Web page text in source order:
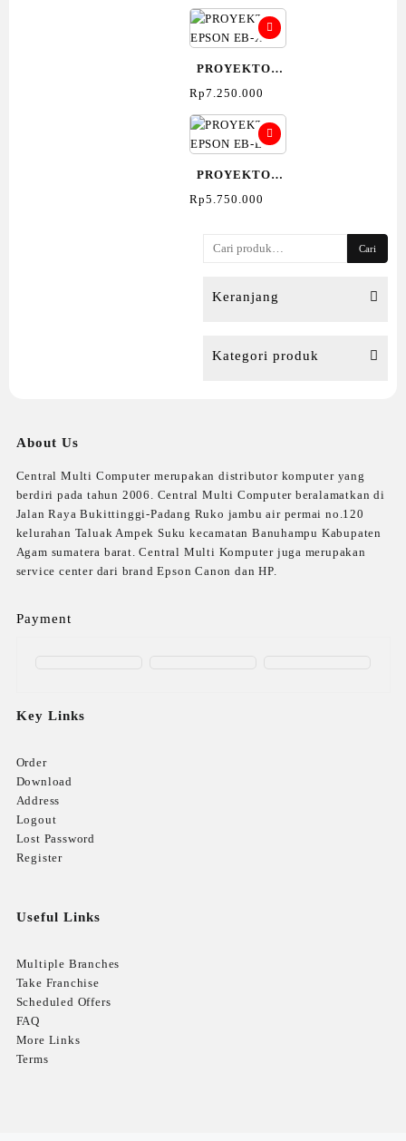
Pencarian
Cari
Keranjang
Kategori produk
E600
PROYEKTOR
EPSON EB-X52
Rp7.250.000
PROYEKTOR
EPSON EB-E01
Rp5.750.000
About Us
Central Multi Computer merupakan distributor komputer yang
berdiri pada tahun 2006. Central Multi Computer beralamatkan di
Jalan Raya Bukittinggi-Padang Ruko jambu air permai no.120
kelurahan Taluak Ampek Suku kecamatan Banuhampu Kabupaten
Agam sumatera barat. Central Multi Komputer juga merupakan
service center dari brand Epson Canon dan HP.
Payment
Key Links
Order
Download
Address
Logout
Lost Password
Register
Useful Links
Multiple Branches
Take Franchise
Scheduled Offers
FAQ
More Links
Terms